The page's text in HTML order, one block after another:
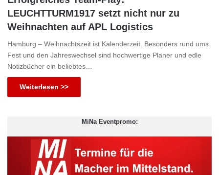
LEUCHTTURM1917 setzt nicht nur zu
Weihnachten auf APL Logistics
Hamburg – Weihnachtszeit ist Kalenderzeit. Besonders rund ums
Fest und den Jahreswechsel sind hochwertige Planer und edle
Notizbücher ein beliebtes…
Weiterlesen >>
MiNa Eventpromo: